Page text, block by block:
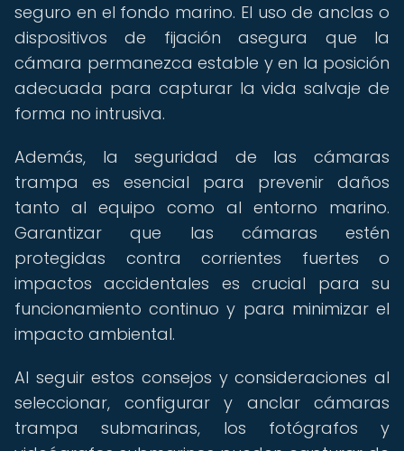
seguro en el fondo marino. El uso de anclas o
dispositivos de fijación asegura que la
cámara permanezca estable y en la posición
adecuada para capturar la vida salvaje de
forma no intrusiva.
Además, la seguridad de las cámaras
trampa es esencial para prevenir daños
tanto al equipo como al entorno marino.
Garantizar que las cámaras estén
protegidas contra corrientes fuertes o
impactos accidentales es crucial para su
funcionamiento continuo y para minimizar el
impacto ambiental.
Al seguir estos consejos y consideraciones al
seleccionar, configurar y anclar cámaras
trampa submarinas, los fotógrafos y